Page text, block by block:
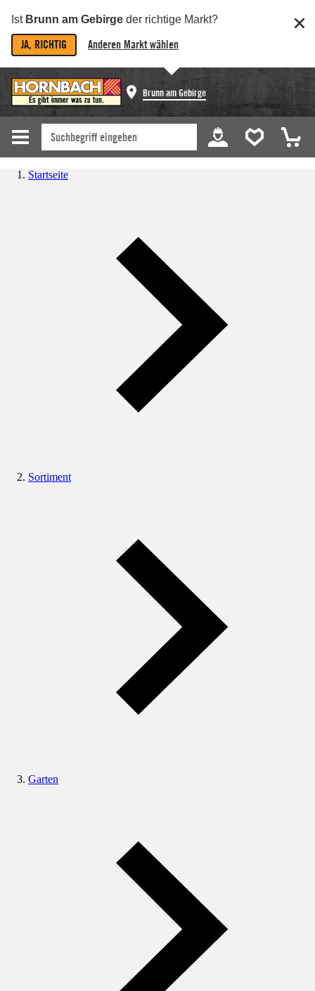
Ist Brunn am Gebirge der richtige Markt?
JA, RICHTIG Anderen Markt wählen
Brunn am Gebirge
Startseite
Sortiment
Garten